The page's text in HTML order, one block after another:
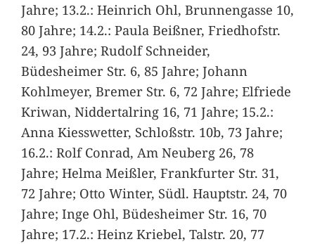
Jahre; 13.2.: Heinrich Ohl, Brunnengasse 10,
80 Jahre; 14.2.: Paula Beißner, Friedhofstr.
24, 93 Jahre; Rudolf Schneider,
Büdesheimer Str. 6, 85 Jahre; Johann
Kohlmeyer, Bremer Str. 6, 72 Jahre; Elfriede
Kriwan, Niddertalring 16, 71 Jahre; 15.2.:
Anna Kiesswetter, Schloßstr. 10b, 73 Jahre;
16.2.: Rolf Conrad, Am Neuberg 26, 78
Jahre; Helma Meißler, Frankfurter Str. 31,
72 Jahre; Otto Winter, Südl. Hauptstr. 24, 70
Jahre; Inge Ohl, Büdesheimer Str. 16, 70
Jahre; 17.2.: Heinz Kriebel, Talstr. 20, 77